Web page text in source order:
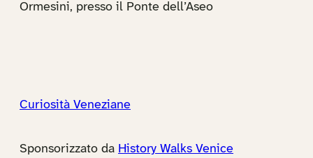
Ormesini, presso il Ponte dell’Aseo
Curiosità Veneziane
Sponsorizzato da History Walks Venice